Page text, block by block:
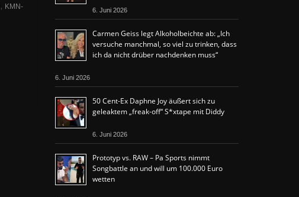
, KMN-
6. Juni 2026
Carmen Geiss legt Alkoholbeichte ab: „Ich
versuche manchmal, so viel zu trinken, dass
ich da nicht drüber nachdenken muss“
6. Juni 2026
50 Cent-Ex Daphne Joy äußert sich zu
geleaktem „freak-off“ S*xtape mit Diddy
6. Juni 2026
Prototyp vs. RAW – Pa Sports nimmt
Songbattle an und will um 100.000 Euro
wetten